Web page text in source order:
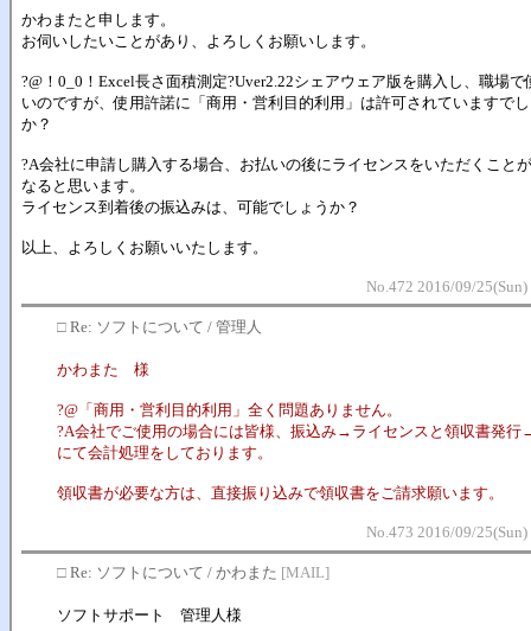
かわまたと申します。
お伺いしたいことがあり、よろしくお願いします。
?@！0_0！Excel長さ面積測定?Uver2.22シェアウェア版を購入し、職場で
いのですが、使用許諾に「商用・営利目的利用」は許可されていますで
か？
?A会社に申請し購入する場合、お払いの後にライセンスをいただくこと
なると思います。
ライセンス到着後の振込みは、可能でしょうか？
以上、よろしくお願いいたします。
No.472 2016/09/
□ Re: ソフトについて / 管理人
かわまた 様
?@「商用・営利目的利用」全く問題ありません。
?A会社でご使用の場合には皆様、振込み→ライセンスと領収書発行
にて会計処理をしております。
領収書が必要な方は、直接振り込みで領収書をご請求願います。
No.473 2016/09/
□ Re: ソフトについて / かわまた [MAIL]
ソフトサポート 管理人様